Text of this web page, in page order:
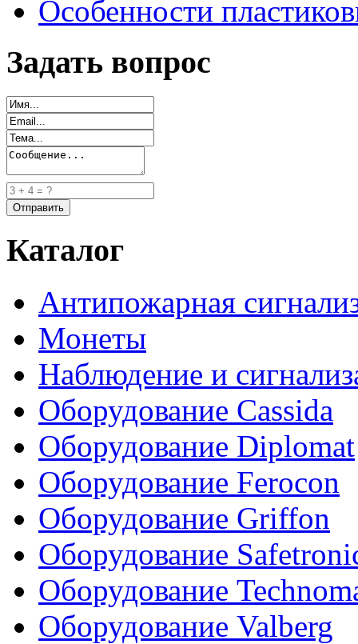
Особенности
Задать вопрос
Каталог
Антипожарная
Монеты
Наблюдение и
Оборудование Cassida
Оборудование Diplomat
Оборудование Ferocon
Оборудование Griffon
Оборудование
Оборудование
Оборудование Valberg